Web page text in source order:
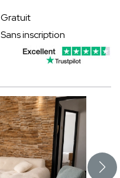
Gratuit
Sans inscription